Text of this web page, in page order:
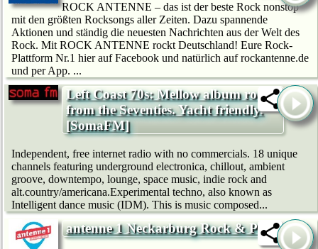
ROCK ANTENNE – das ist der beste Rock nonstop
mit den größten Rocksongs aller Zeiten. Dazu spannende
Aktionen und ständig die neuesten Nachrichten aus der Welt des
Rock. Mit ROCK ANTENNE rockt Deutschland! Eure Rock-
Plattform Nr.1 hier auf Facebook und natürlich auf rockantenne.de
und per App. ...
Left Coast 70s: Mellow album rock
from the Seventies. Yacht friendly.
[SomaFM]
Independent, free internet radio with no commercials. 18 unique
channels featuring underground electronica, chillout, ambient
groove, downtempo, lounge, space music, indie rock and
alt.country/americana.Experimental techno, also known as
Intelligent dance music (IDM). This is music composed...
antenne 1 Neckarburg Rock & Pop